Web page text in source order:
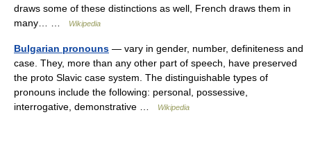
draws some of these distinctions as well, French draws them in
many… …
Wikipedia
Bulgarian pronouns — vary in gender, number, definiteness and
case. They, more than any other part of speech, have preserved
the proto Slavic case system. The distinguishable types of
pronouns include the following: personal, possessive,
interrogative, demonstrative …
Wikipedia